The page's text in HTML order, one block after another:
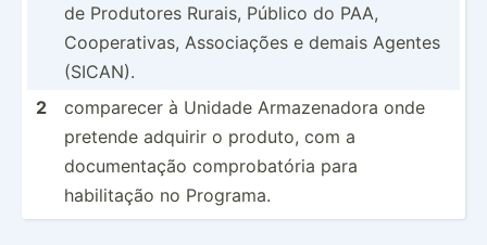
de Produtores Rurais, Público do PAA,
Cooperativas, Associações e demais Agentes
(SICAN).
2
comparecer à Unidade Armazenadora onde
pretende adquirir o produto, com a
documentação comprobatória para
habilitação no Programa.